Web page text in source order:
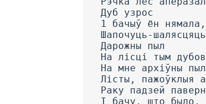
Дуб узрос
1 бачыў ён
Шапочуць-
Дарожны пыл
На лісці тым
На мне архіўны
Лісты, пажоўклыя
Раку падзей
I бачу, што было,